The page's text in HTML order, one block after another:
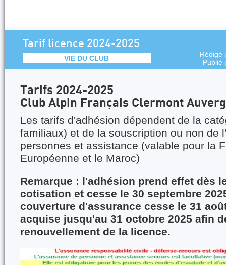
Tarif licence 2024-2025
VIE DU CLUB
Rédigé
Publié
Tarifs 2024-2025
Club Alpin Français Clermont
Les tarifs d'adhésion dépendent de la
familiaux) et de la souscription ou non de
personnes et assistance (valable pour la
Européenne et le Maroc)
Remarque : l'adhésion prend effet dès
cotisation et cesse le 30 septembre
couverture d'assurance cesse le 31
acquise jusqu'au 31 octobre 2025 afin
renouvellement de la licence.